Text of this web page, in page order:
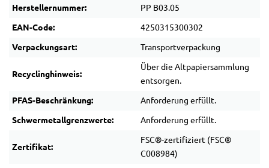
Herstellernummer: PP B03.05
EAN-Code: 4250315300302
Verpackungsart: Transportverpackung
Recyclinghinweis:
Über die Altpapiersammlung
entsorgen.
PFAS-Beschränkung: Anforderung erfüllt.
Schwermetallgrenzwerte: Anforderung erfüllt.
Zertifikat:
FSC®-zertifiziert (FSC®
C008984)